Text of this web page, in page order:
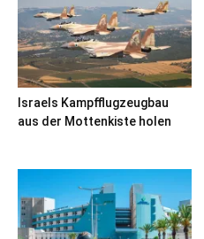
Israels Kampfflugzeugbau
aus der Mottenkiste holen